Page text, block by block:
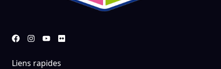
Liens rapides